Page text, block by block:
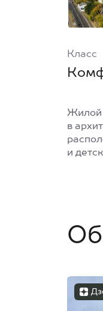
Класс
Жилой
в
и